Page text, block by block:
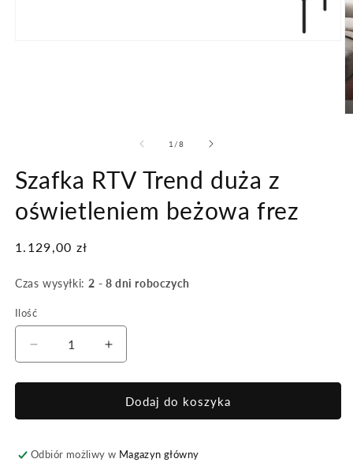
1 /z8
Szafka RTV Trend duża z
oświetleniem beżowa frez
Cena
1.129,00 zł
Czas wysyłki:2 - 8 dni roboczych
Ilość
Zmniejsz
ilość
dla
RTV
duża
Zwiększ
ilość
dla
Szafka
RTV
duża
Dodaj do koszyka
Odbiór możliwy w Magazyn główny